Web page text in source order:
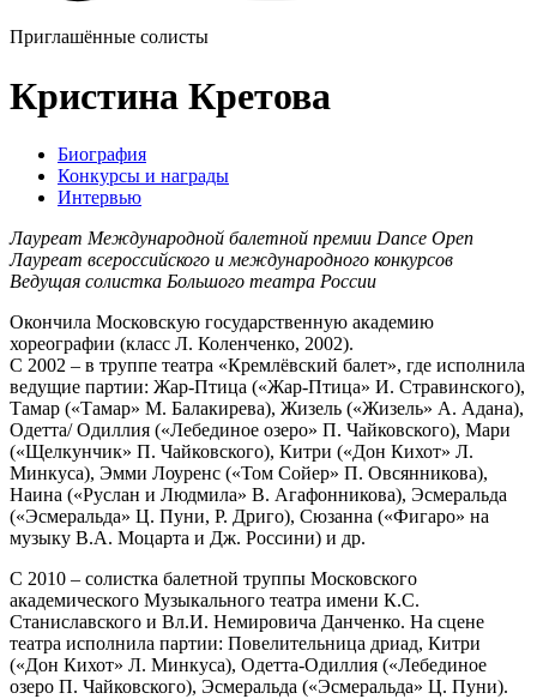
Приглашённые солисты
Кристина Кретова
Биография
Конкурсы и награды
Интервью
Лауреат Международной балетной премии Dance Open
Лауреат всероссийского и международного конкурсов
Ведущая солистка Большого театра России
Окончила Московскую государственную академию
хореографии (класс Л. Коленченко, 2002).
С 2002 – в труппе театра «Кремлёвский балет», где исполнила
ведущие партии: Жар-Птица («Жар-Птица» И. Стравинского),
Тамар («Тамар» М. Балакирева), Жизель («Жизель» А. Адана),
Одетта/ Одиллия («Лебединое озеро» П. Чайковского), Мари
(«Щелкунчик» П. Чайковского), Китри («Дон Кихот» Л.
Минкуса), Эмми Лоуренс («Том Сойер» П. Овсянникова),
Наина («Руслан и Людмила» В. Агафонникова), Эсмеральда
(«Эсмеральда» Ц. Пуни, Р. Дриго), Сюзанна («Фигаро» на
музыку В.А. Моцарта и Дж. Россини) и др.
С 2010 – солистка балетной труппы Московского
академического Музыкального театра имени К.С.
Станиславского и Вл.И. Немировича Данченко. На сцене
театра исполнила партии: Повелительница дриад, Китри
(«Дон Кихот» Л. Минкуса), Одетта-Одиллия («Лебединое
озеро П. Чайковского), Эсмеральда («Эсмеральда» Ц. Пуни).